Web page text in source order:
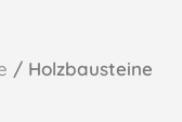
/ Holzbausteine